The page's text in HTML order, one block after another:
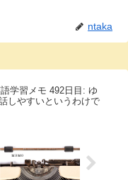
ntaka
学習メモ 492日目: ゆ
しやすいというわけで